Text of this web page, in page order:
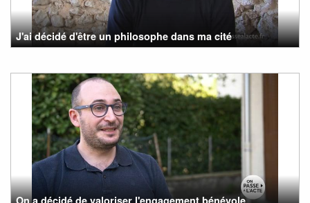
J'ai décidé d'être un philosophe dans ma cité